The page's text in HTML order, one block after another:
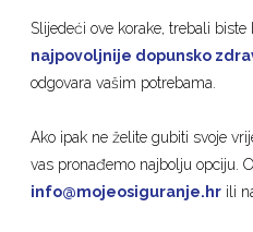
Slijedeći ove korake, trebali
najpovoljnije dopunsko
odgovara vašim potrebama.
Ako ipak ne želite gubiti svoje
vas pronađemo najbolju opciju.
info@mojeosiguranje.hr ili